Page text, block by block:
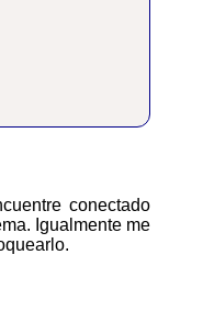
Igualmente me